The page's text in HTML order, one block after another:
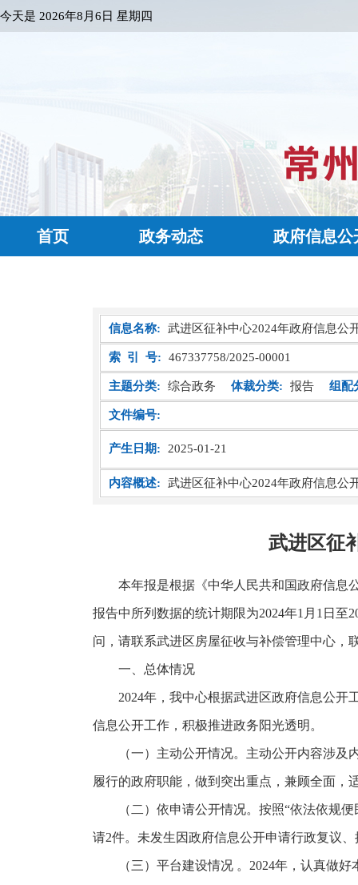
今天是 2026年8月6日 星期四
首页 政务动态 政府信息公
信息名称: 武进区征补中心2024年政府信息公
索 引 号: 467337758/2025-00001
主题分类: 综合政务 体裁分类: 报告 组配
文件编号:
产生日期: 2025-01-21
内容概述: 武进区征补中心2024年政府信息公
武进区征
本年报是根据《中华人民共和国政府信息
报告中所列数据的统计期限为2024年1月1日至
问，请联系武进区房屋征收与补偿管理中心，
一、总体情况
2024年，我中心根据武进区政府信息公
信息公开工作，积极推进政务阳光透明。
（一）主动公开情况。主动公开内容涉
履行的政府职能，做到突出重点，兼顾全面，
（二）依申请公开情况。按照“依法依规
请2件。未发生因政府信息公开申请行政复议
（三）平台建设情况 。2024年，认真做